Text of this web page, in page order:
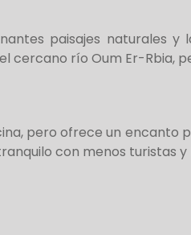
paisajes naturales
cercano río Oum Er-
pero ofrece un encanto
con menos